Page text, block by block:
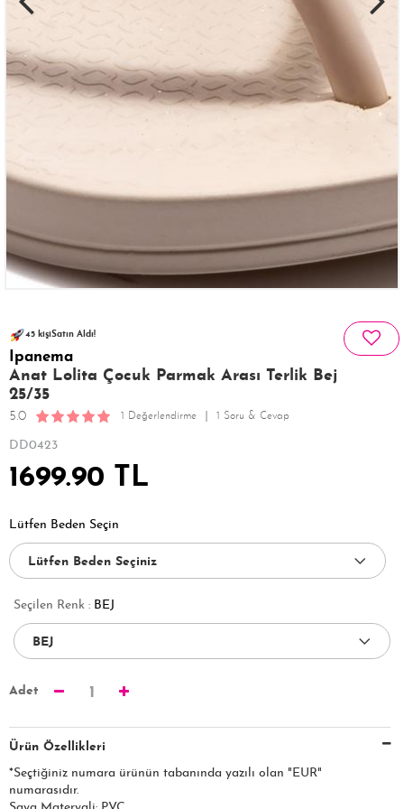
45 kişiSatın Aldı!
251 kişiGörüntüledi!
Ipanema
Anat Lolita Çocuk Parmak Arası Terlik Bej
25/35
5.0 1 Değerlendirme 1 Soru & Cevap
DD0423
1699.90 TL
Lütfen Beden Seçin
Seçilen Renk : BEJ
Adet 1
Ürün Özellikleri
*Seçtiğiniz numara ürünün tabanında yazılı olan "EUR"
numarasıdır.